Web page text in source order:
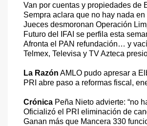
Van por cuentas y propiedades de
Sempra aclara que no hay nada en
Jueces desmoronan Operación
Futuro del IFAI se perfila esta
Afronta el PAN refundación… y
Telmex, Televisa y TV Azteca
La Razón AMLO pudo apresar a
PRI abre paso a reformas fiscal,
Crónica Peña Nieto advierte: “no
Oficializó el PRI eliminación de
Ganan más que Mancera 330